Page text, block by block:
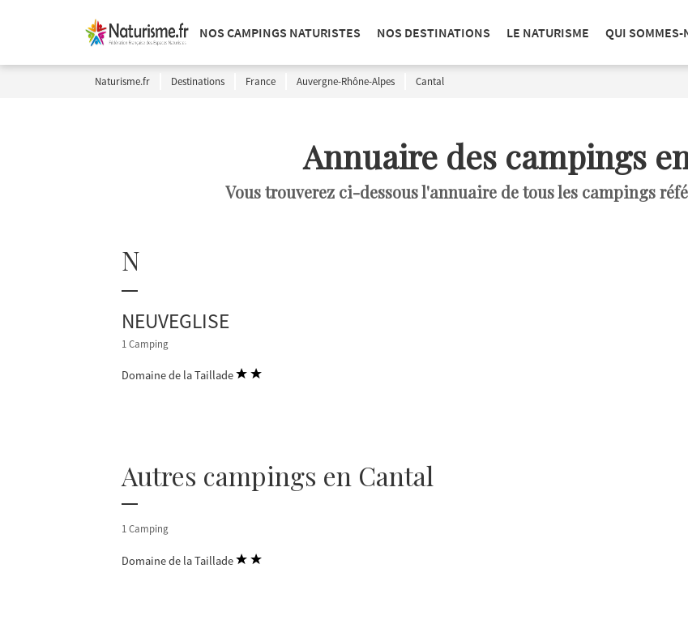
NOS CAMPINGS NATURISTES NOS DESTINATIONS LE NATURISME QUI SOMMES-
Naturisme.fr Destinations France Auvergne-Rhône-Alpes Cantal
Annuaire des campings
Vous trouverez ci-dessous l'annuaire de tous les campings
N
NEUVEGLISE
1 Camping
Domaine de la Taillade
Autres campings en Cantal
1 Camping
Domaine de la Taillade